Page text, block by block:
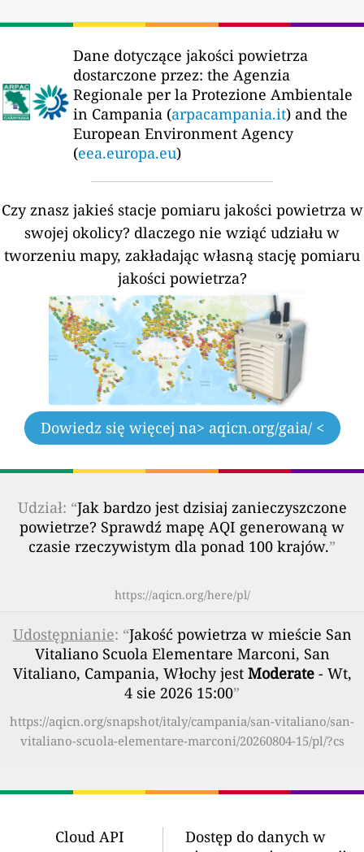
Dane dotyczące jakości powietrza
dostarczone przez: the Agenzia
Regionale per la Protezione Ambientale
in Campania (arpacampania.it) and the
European Environment Agency
(eea.europa.eu)
Czy znasz jakieś stacje pomiaru jakości powietrza w
swojej okolicy? dlaczego nie wziąć udziału w
tworzeniu mapy, zakładając własną stację pomiaru
jakości powietrza?
Dowiedz się więcej na> aqicn.org/gaia/ <
Udział: “Jak bardzo jest dzisiaj zanieczyszczone
powietrze? Sprawdź mapę AQI generowaną w
czasie rzeczywistym dla ponad 100 krajów.”
https://aqicn.org/here/pl/
Udostępnianie: “Jakość powietrza w mieście San
Vitaliano Scuola Elementare Marconi, San
Vitaliano, Campania, Włochy jest Moderate- Wt,
4 sie 2026 15:00”
https://aqicn.org/snapshot/italy/campania/san-vitaliano/san-
vitaliano-scuola-elementare-marconi/20260804-15/pl/?cs
Cloud API
Dostęp do danych w